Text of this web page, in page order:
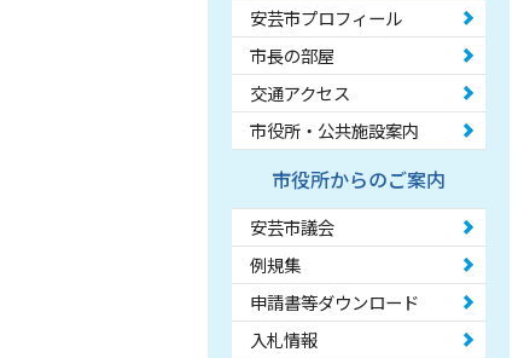
安芸市プロフィール
市長の部屋
交通アクセス
市役所・公共施設案内
市役所からのご案内
安芸市議会
例規集
申請書等ダウンロード
入札情報